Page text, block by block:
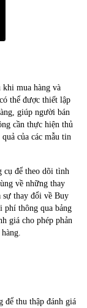
khi mua hàng và
thể được thiết lập
giúp người bán
cần thực hiện thủ
của các mẫu tin
cụ để theo dõi tình
về những thay
sự thay đổi về Buy
phí thông qua bảng
giá cho phép phản
để thu thập đánh giá